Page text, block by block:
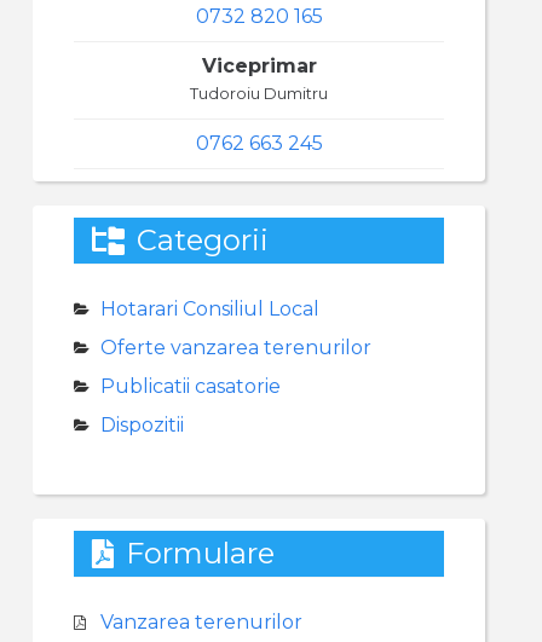
0732 820 165
Viceprimar
Tudoroiu Dumitru
0762 663 245
Categorii
Hotarari Consiliul Local
Oferte vanzarea terenurilor
Publicatii casatorie
Dispozitii
Formulare
Vanzarea terenurilor